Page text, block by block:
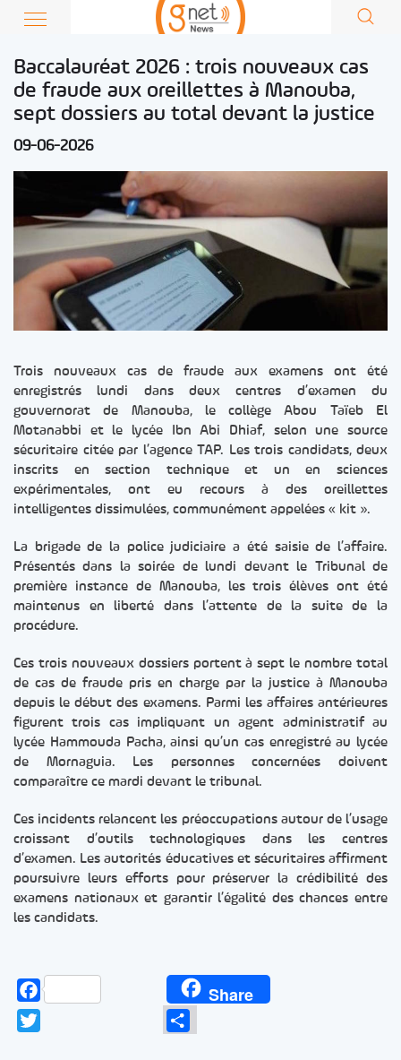
Baccalauréat 2026 : trois nouveaux cas
de fraude aux oreillettes à Manouba,
sept dossiers au total devant la justice
09-06-2026
Trois nouveaux cas de fraude aux examens ont été
enregistrés lundi dans deux centres d’examen du
gouvernorat de Manouba, le collège Abou Taïeb El
Motanabbi et le lycée Ibn Abi Dhiaf, selon une source
sécuritaire citée par l’agence TAP. Les trois candidats, deux
inscrits en section technique et un en sciences
expérimentales, ont eu recours à des oreillettes
intelligentes dissimulées, communément appelées « kit ».
La brigade de la police judiciaire a été saisie de l’affaire.
Présentés dans la soirée de lundi devant le Tribunal de
première instance de Manouba, les trois élèves ont été
maintenus en liberté dans l’attente de la suite de la
procédure.
Ces trois nouveaux dossiers portent à sept le nombre total
de cas de fraude pris en charge par la justice à Manouba
depuis le début des examens. Parmi les affaires antérieures
figurent trois cas impliquant un agent administratif au
lycée Hammouda Pacha, ainsi qu’un cas enregistré au lycée
de Mornaguia. Les personnes concernées doivent
comparaître ce mardi devant le tribunal.
Ces incidents relancent les préoccupations autour de l’usage
croissant d’outils technologiques dans les centres
d’examen. Les autorités éducatives et sécuritaires affirment
poursuivre leurs efforts pour préserver la crédibilité des
examens nationaux et garantir l’égalité des chances entre
les candidats.
Facebook Share